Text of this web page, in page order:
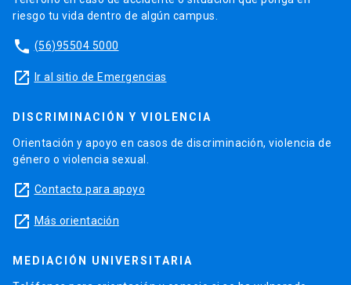
riesgo tu vida dentro de algún campus.
phone (56)95504 5000
launch Ir al sitio de Emergencias
DISCRIMINACIÓN Y VIOLENCIA
Orientación y apoyo en casos de discriminación, violencia de
género o violencia sexual.
launch Contacto para apoyo
launch Más orientación
MEDIACIÓN UNIVERSITARIA